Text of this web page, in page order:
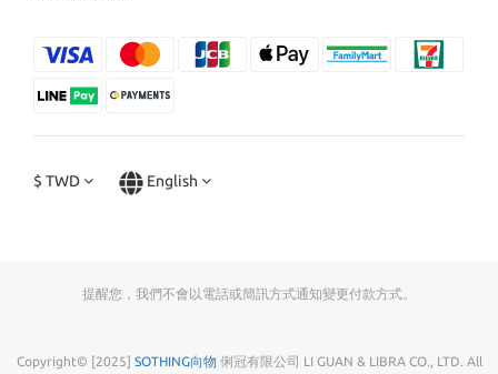
$ TWD English
提醒您，我們不會以電話或簡訊方式通知變更付款方式。
Copyright© [2025] SOTHING向物 俐冠有限公司 LI GUAN & LIBRA CO., LTD. All